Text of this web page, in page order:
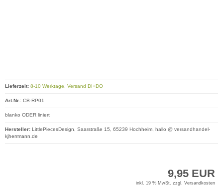
9,95 EUR
inkl. 19 % MwSt. zzgl. Versandkosten
Lieferzeit: 8-10 Werktage, Versand DI+DO
Art.Nr.: CB-RP01
blanko ODER liniert
Hersteller: LittlePiecesDesign, Saarstraße 15, 65239 Hochheim, hallo @ versandhandel-
kjherrmann.de